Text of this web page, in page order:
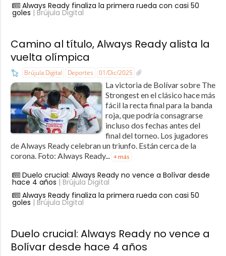
Always Ready finaliza la primera rueda con casi 50
goles | Brújula Digital
Camino al título, Always Ready alista la
vuelta olímpica
Brújula Digital Deportes 01/Dic/2025
La victoria de Bolívar sobre The
Strongest en el clásico hace más
fácil la recta final para la banda
roja, que podría consagrarse
incluso dos fechas antes del
final del torneo. Los jugadores
de Always Ready celebran un triunfo. Están cerca de la
corona. Foto: Always Ready... + más
Duelo crucial: Always Ready no vence a Bolívar desde
hace 4 años | Brújula Digital
Always Ready finaliza la primera rueda con casi 50
goles | Brújula Digital
Duelo crucial: Always Ready no vence a
Bolívar desde hace 4 años